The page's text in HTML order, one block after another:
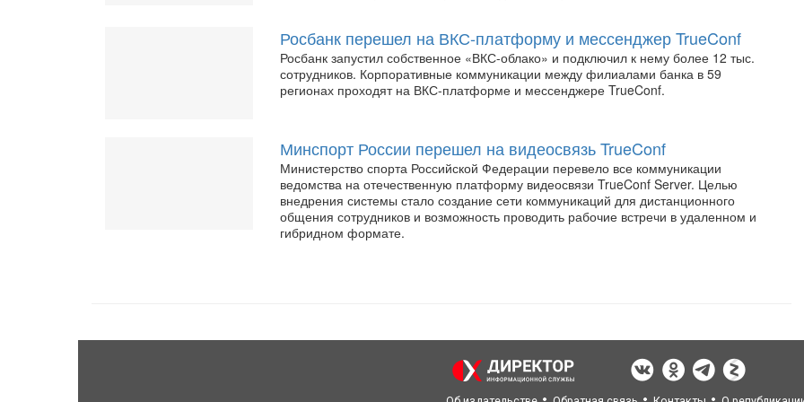
Росбанк перешел на ВКС-платформу и мессенджер TrueConf
Росбанк запустил собственное «‎ВКС-облако» и подключил к нему более 12 тыс.
сотрудников. Корпоративные коммуникации между филиалами банка в 59
регионах проходят на ВКС-платформе и мессенджере TrueConf.
Минспорт России перешел на видеосвязь TrueConf
Министерство спорта Российской Федерации перевело все коммуникации
ведомства на отечественную платформу видеосвязи TrueConf Server. Целью
внедрения системы стало создание сети коммуникаций для дистанционного
общения сотрудников и возможность проводить рабочие встречи в удаленном и
гибридном формате.